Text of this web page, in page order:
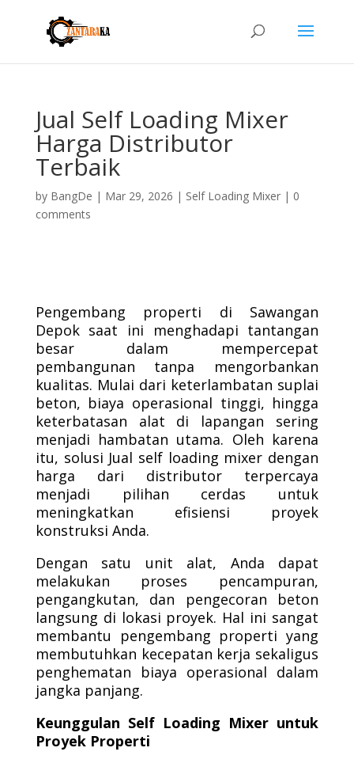
Jual Self Loading Mixer
Harga Distributor
Terbaik
by BangDe | Mar 29, 2026 | Self Loading Mixer| 0
comments
Pengembang properti di Sawangan
Depok saat ini menghadapi tantangan
besar dalam mempercepat
pembangunan tanpa mengorbankan
kualitas. Mulai dari keterlambatan suplai
beton, biaya operasional tinggi, hingga
keterbatasan alat di lapangan sering
menjadi hambatan utama. Oleh karena
itu, solusi Jual self loading mixer dengan
harga dari distributor terpercaya
menjadi pilihan cerdas untuk
meningkatkan efisiensi proyek
konstruksi Anda.
Dengan satu unit alat, Anda dapat
melakukan proses pencampuran,
pengangkutan, dan pengecoran beton
langsung di lokasi proyek. Hal ini sangat
membantu pengembang properti yang
membutuhkan kecepatan kerja sekaligus
penghematan biaya operasional dalam
jangka panjang.
Keunggulan Self Loading Mixer untuk
Proyek Properti